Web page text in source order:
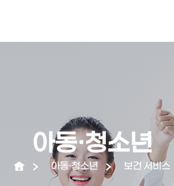
아동·청소년
아동·청소년 보건 서비스